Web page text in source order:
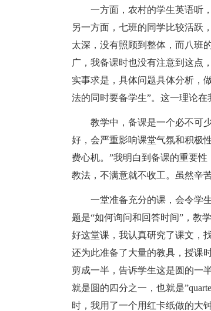
一方面，农村的学生英语听
另一方面，七班的同学比较活跃
太深，没有照顾到整体，而八班
广，我备课时也没有注意到这点
实事求是，具体问题具体分析，
法的同时要备学生”。这一理论在
教学中，备课是一个必不可
好，会严重影响课堂气氛和积极
费心机。”我明白到备课的重要
教法，不满意就不收工。虽然辛
一堂准备充分的课，会令学
题是“如何询问和回答时间”，教
好这堂课，我认真研究了课文，
还为此准备了大量的教具，授课
剪成一半，告诉学生这是圆的一
就是圆的四分之一，也就是
时，我用了一个用红卡纸做的大